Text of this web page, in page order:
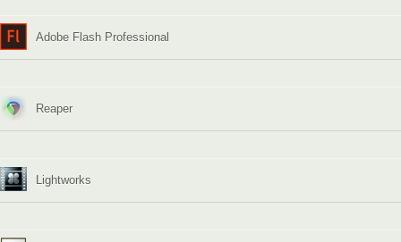
Adobe Flash Professional
Reaper
Lightworks